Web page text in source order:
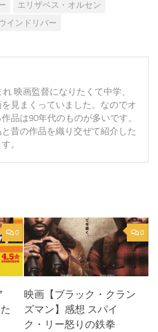
エリザベス・オルセン
インドリバー
れ 映画監督になりたくて中学、
見まくっていました。なのでオ
品は90年代のものが多いです。
昔の作品を織り交ぜて紹介した
。
0 0
映画【ブラック・クラン
ズマン】感想 スパイ
ク・リー怒りの鉄拳